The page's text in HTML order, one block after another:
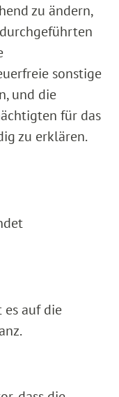
zu ändern,
sonstige
und die
für das
zu erklären.
auf die